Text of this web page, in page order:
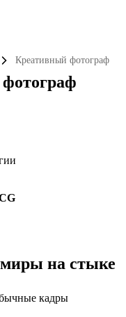
Креативный фотограф
миры на стыке
кадры